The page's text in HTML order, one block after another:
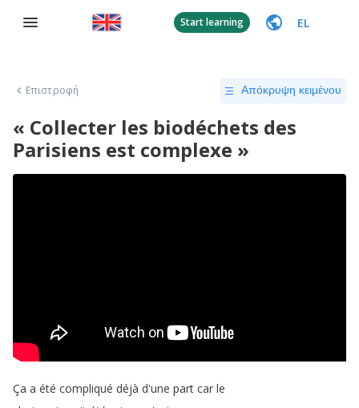
Start learning EL
Επιστροφή Απόκρυψη κειμένου
« Collecter les biodéchets des
Parisiens est complexe »
Ça a été compliqué déjà d'une part car le